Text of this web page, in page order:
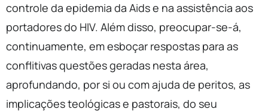
controle da epidemia da Aids e na assistência aos
portadores do HIV. Além disso, preocupar-se-á,
continuamente, em esboçar respostas para as
conflitivas questões geradas nesta área,
aprofundando, por si ou com ajuda de peritos, as
implicações teológicas e pastorais, do seu